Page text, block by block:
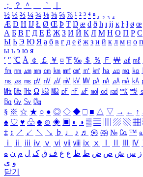
；
？ ＾ ｀
½ ⅓ ⅔ ¼ ¾ ⅛ ⅜ ⅝ ⅞ ¹ ² ³ ⁴ ⁿ ₁ ₂ ₃ ₄
Æ Ð Ħ Ĳ Ł Ø Œ Þ Ŧ Ŋ æ đ ð ħ ı ĳ ĸ ŀ ł ø œ
А Б В Г Д Е Ё Ж З И Й К Л М Н О П Р С
Ы Ь Э Ю Я а б в г д е ё ж з и й к л м н о п
ы ь э ю я
′ ″ ℃ Å ￠ ￡ ￥ ¤ ℉ ‰ ＄ ％ Ｆ ￦ ㎕ ㎖
㎙ ㎚ ㎛ ㎜ ㎝ ㎞ ㎟ ㎠ ㎡ ㎢ ㏊ ㎍ ㎎ ㎏
㎱ ㎲ ㎳ ㎴ ㎵ ㎶ ㎷ ㎸ ㎹ ㎀ ㎁ ㎂ ㎃ ㎄
㎒ ㎓ ㎔ Ω ㏀ ㏁ ㎊ ㎋ ㎌ ㏖ ㏅ ㎭ ㎮ ㎯
㏃ ㏉ ㏜ ㏆
§ ※ ☆ ★ ○ ● ◎ ◇ ◆ □ ■ △ ▽ → ← ↑
♠ ♡ ♥ ♧ ♣ ⊙ ◈ ▣ ◐ ◑ ▒ ▤ ▨ ▧ ▦
‡ ↕ ↗ ↙ ↖ ↘ ♭ ♩ ♪ ♬ ㉿ ㈜ № ㏇ ™
ⅰ
ⅱ ⅲ ⅳ ⅴ ⅵ ⅶ ⅷ ⅸ ⅹ Ⅳ
ز س ش ص ض ط ظ ع غ ف ق ک ل م ن ه
و ی
닫기